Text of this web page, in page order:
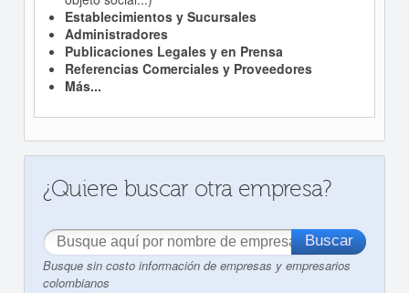
Establecimientos y Sucursales
Administradores
Publicaciones Legales y en Prensa
Referencias Comerciales y Proveedores
Más...
¿Quiere buscar otra empresa?
Busque sin costo información de empresas y empresarios
colombianos